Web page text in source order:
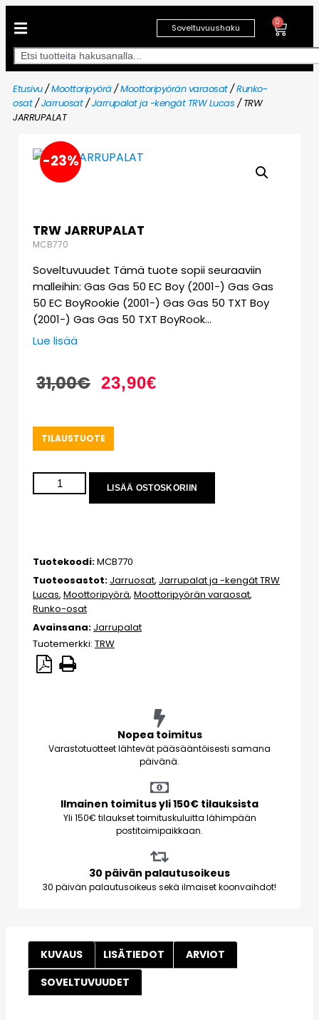
Soveltuvuushaku
0
Etusivu/Moottoripyörä/Moottoripyörän varaosat/Runko-
osat/Jarruosat/Jarrupalat ja -kengät TRW Lucas / TRW
JARRUPALAT
-23%
TRW JARRUPALAT
MCB770
Soveltuvuudet Tämä tuote sopii seuraaviin
malleihin: Gas Gas 50 EC Boy (2001-) Gas Gas
50 EC BoyRookie (2001-) Gas Gas 50 TXT Boy
(2001-) Gas Gas 50 TXT BoyRook…
Lue lisää
31,00€ 23,90€
TILAUSTUOTE
LISÄÄ OSTOSKORIIN
Tuotekoodi:MCB770
Tuoteosastot: Jarruosat, Jarrupalat ja -kengät TRW
Lucas, Moottoripyörä, Moottoripyörän varaosat,
Runko-osat
Avainsana: Jarrupalat
Tuotemerkki: TRW
Nopea toimitus
Varastotuotteet lähtevät pääsääntöisesti samana
päivänä.
Ilmainen toimitus yli 150€ tilauksista
Yli 150€ tilaukset toimituskuluitta lähimpään
postitoimipaikkaan.
30 päivän palautusoikeus
30 päivän palautusoikeus sekä ilmaiset koonvaihdot!
KUVAUS LISÄTIEDOT
ARVIOT
SOVELTUVUUDET